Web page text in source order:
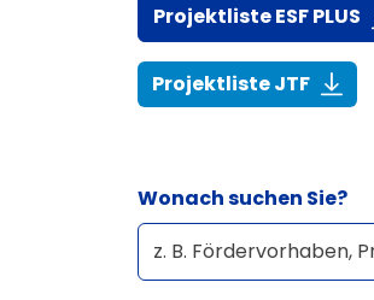
Projektliste ESF PLUS
Projektliste JTF(268,6
Wonach suchen Sie?